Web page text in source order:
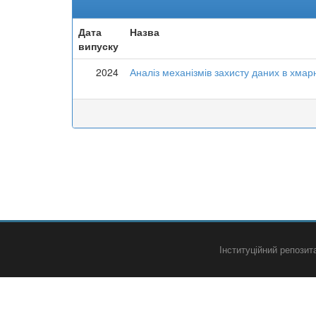
Дата
випуску
Назва
2024 Аналіз механізмів захисту даних в
Інституційний